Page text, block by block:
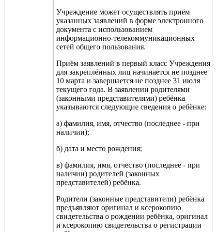
Учреждение может осуществлять приём
указанных заявлений в форме электронного
документа с использованием
информационно-телекоммуникационных
сетей общего пользования.
Приём заявлений в первый класс Учреждения
для закреплённых лиц начинается не позднее
10 марта и завершается не позднее 31 июля
текущего года. В заявлении родителями
(законными представителями) ребёнка
указываются следующие сведения о ребёнке:
а) фамилия, имя, отчество (последнее - при
наличии);
б) дата и место рождения;
в) фамилия, имя, отчество (последнее - при
наличии) родителей (законных
представителей) ребёнка.
Родители (законные представители) ребёнка
предъявляют оригинал и ксерокопию
свидетельства о рождении ребёнка, оригинал
и ксерокопию свидетельства о регистрации